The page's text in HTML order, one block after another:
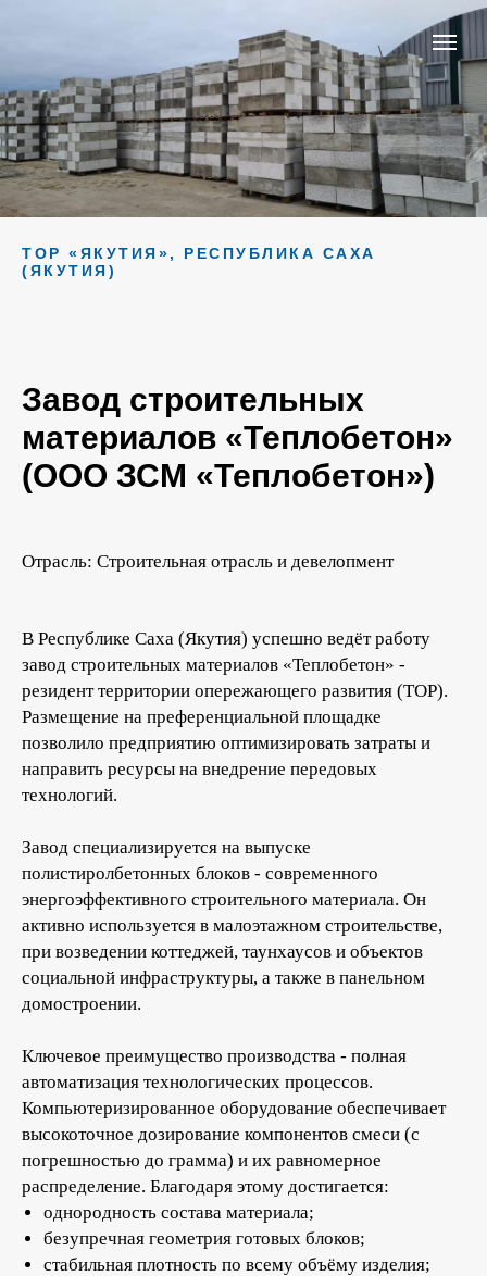
ТОР «ЯКУТИЯ», РЕСПУБЛИКА САХА
(ЯКУТИЯ)
Завод строительных
материалов «Теплобетон»
(ООО ЗСМ «Теплобетон»)
Отрасль: Строительная отрасль и девелопмент
В Республике Саха (Якутия) успешно ведёт работу
завод строительных материалов «Теплобетон» -
резидент территории опережающего развития (ТОР).
Размещение на преференциальной площадке
позволило предприятию оптимизировать затраты и
направить ресурсы на внедрение передовых
технологий.
Завод специализируется на выпуске
полистиролбетонных блоков - современного
энергоэффективного строительного материала. Он
активно используется в малоэтажном строительстве,
при возведении коттеджей, таунхаусов и объектов
социальной инфраструктуры, а также в панельном
домостроении.
Ключевое преимущество производства - полная
автоматизация технологических процессов.
Компьютеризированное оборудование обеспечивает
высокоточное дозирование компонентов смеси (с
погрешностью до грамма) и их равномерное
распределение. Благодаря этому достигается:
однородность состава материала;
безупречная геометрия готовых блоков;
стабильная плотность по всему объёму изделия;